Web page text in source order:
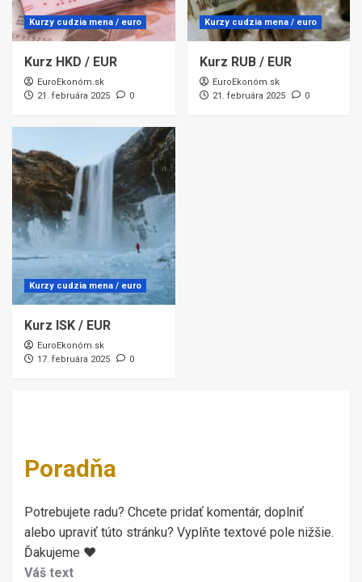
Kurzy cudzia mena / euro
Kurz HKD / EUR
EuroEkonóm.sk
21. februára 2025
0
Kurzy cudzia mena / euro
Kurz RUB / EUR
EuroEkonóm.sk
21. februára 2025
0
Kurzy cudzia mena / euro
Kurz ISK / EUR
EuroEkonóm.sk
17. februára 2025
0
Poradňa
Potrebujete radu? Chcete pridať komentár, doplniť
alebo upraviť túto stránku? Vyplňte textové pole nižšie.
Ďakujeme ♥
Váš text